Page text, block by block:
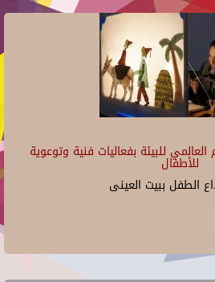
للبيئة بفعاليات فنية وتوعوية
للأطفال
الطفل ببيت العينى